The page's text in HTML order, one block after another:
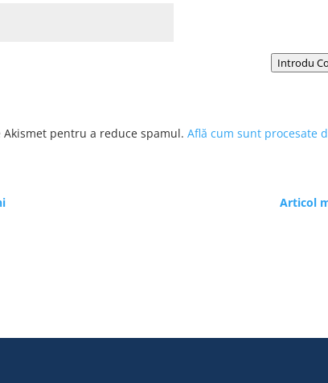
Introdu
Akismet pentru a reduce spamul. Află cum sunt procesate
Articol